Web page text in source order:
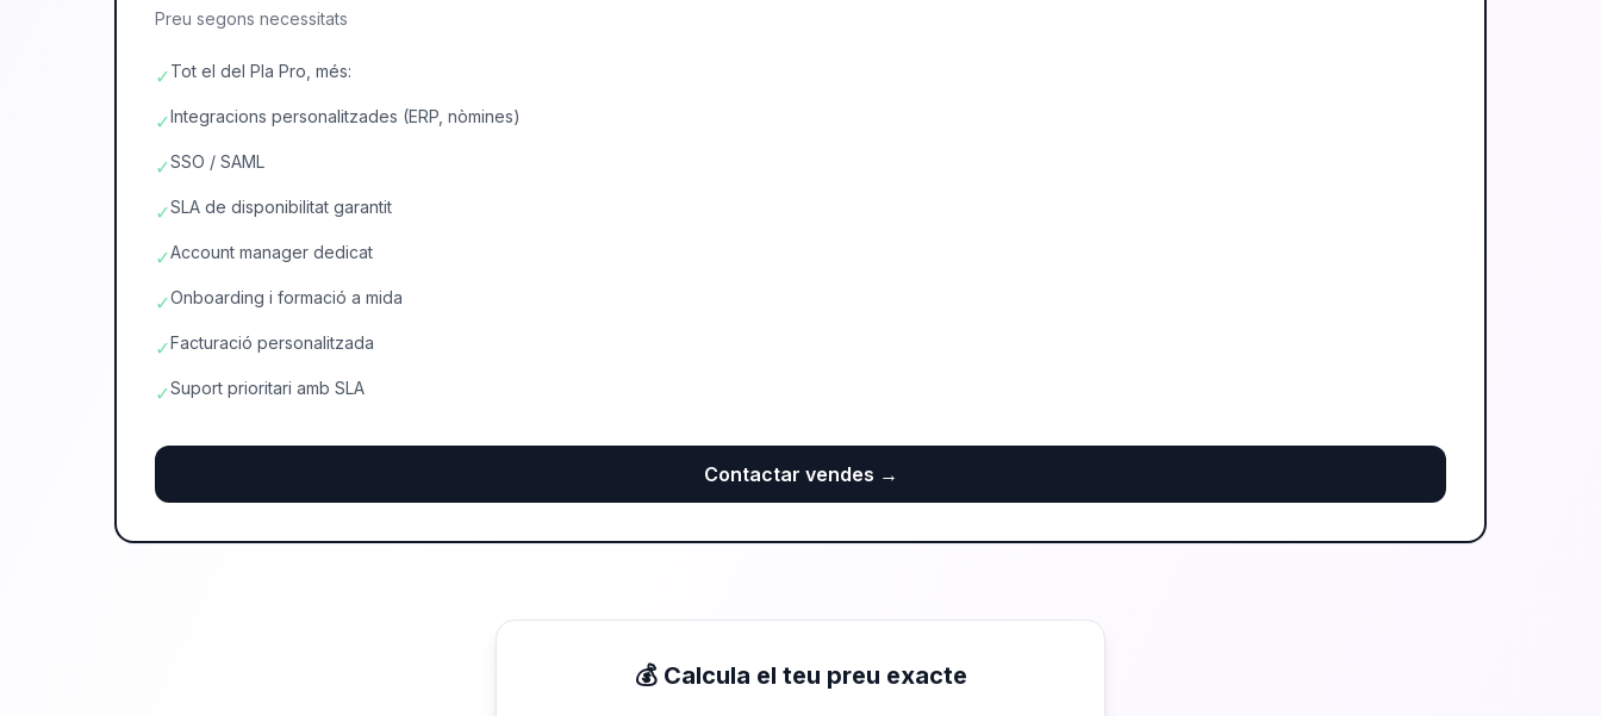
Preu segons necessitats
✓Tot el del Pla Pro, més:
✓Integracions personalitzades (ERP, nòmines)
✓SSO / SAML
✓SLA de disponibilitat garantit
✓Account manager dedicat
✓Onboarding i formació a mida
✓Facturació personalitzada
✓Suport prioritari amb SLA
Contactar vendes →
💰 Calcula el teu preu exacte